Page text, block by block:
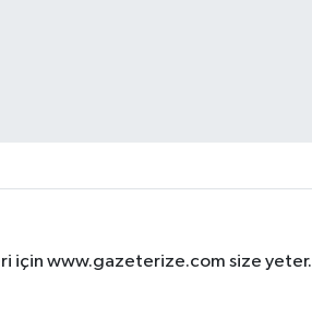
için www.gazeterize.com size yeter.